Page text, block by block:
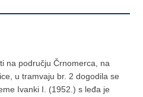
na području Črnomerca, na
u tramvaju br. 2 dogodila se
Ivanki I. (1952.) s leđa je